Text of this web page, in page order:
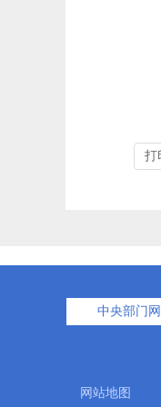
打
网站地图